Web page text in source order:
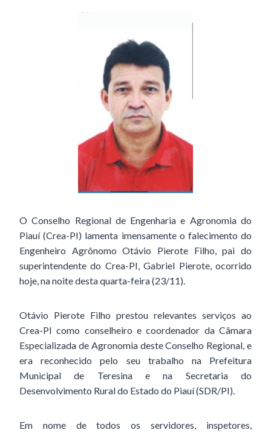
O Conselho Regional de Engenharia e Agronomia do
Piauí (Crea-PI) lamenta imensamente o falecimento do
Engenheiro Agrônomo Otávio Pierote Filho,pai do
superintendente do Crea-PI, Gabriel Pierote, ocorrido
hoje,na noite desta quarta-feira (23/11).
Otávio Pierote Filho prestou relevantes serviços ao
Crea-PI como conselheiro e coordenador da Câmara
Especializada de Agronomia deste Conselho Regional, e
era reconhecido pelo seu trabalho na Prefeitura
Municipal de Teresina
e na Secretaria do
Desenvolvimento Rural do Estado do Piauí (SDR/PI).
Em nome de todos os servidores, inspetores,